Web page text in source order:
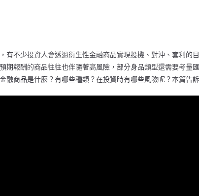
有不少投資人會透過衍生性金融商品實現投機、對沖、套利的
期報酬的商品往往也伴隨著高風險，部分身品類型還需要考量
融商品是什麼？有哪些種類？在投資時有哪些風險呢？本篇告訴